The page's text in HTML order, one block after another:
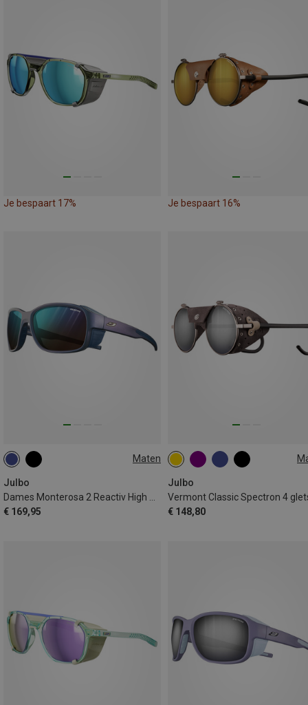
Je bespaart 17% Je bespaart 16%
Maten
Julbo
€ 169,95
M
Julbo
€ 148,80
M